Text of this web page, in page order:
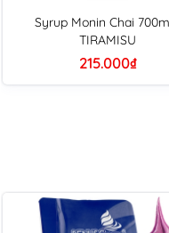
Syrup Monin Chai
TIRAMISU
215.000₫